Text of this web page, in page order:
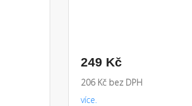
249 Kč
206 Kč bez DPH
více.